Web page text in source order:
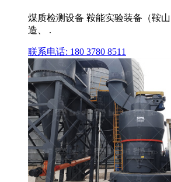
煤质检测设备 鞍能实验装备（鞍
造、 .
联系电话: 180 3780 8511